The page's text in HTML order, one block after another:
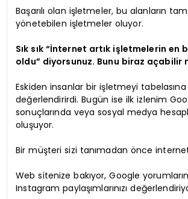
Başarılı olan işletmeler, bu alanların
yönetebilen işletmeler oluyor.
Sık sık “İnternet artık işletmelerin en
oldu” diyorsunuz. Bunu biraz açabilir
Eskiden insanlar bir işletmeyi
değerlendirirdi. Bugün ise ilk izlenim
sonuçlarında veya sosyal medya
oluşuyor.
Bir müşteri sizi tanımadan önce
Web sitenize bakıyor, Google
Instagram paylaşımlarınızı